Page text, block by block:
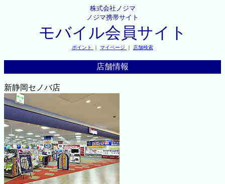
株式会社ノジマ
ノジマ携帯サイト
モバイル会員サイト
ポイント ｜ マイページ ｜ 店舗検索
店舗情報
新静岡セノバ店